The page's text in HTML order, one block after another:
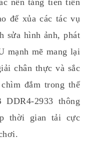
nền tảng tiên tiến
để xủa các tác vụ
sửa hình ảnh, phát
mạnh mẽ mang lại
chân thực và sắc
đắm trong thế
DDR4-2933 thông
thời gian tải cực